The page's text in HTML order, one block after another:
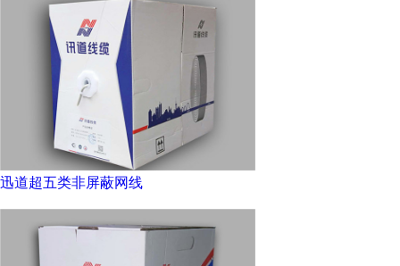
迅道超五类非屏蔽网线